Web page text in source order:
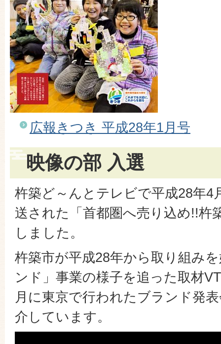
広報きつき 平成28年1月号
映像の部 入選
杵築ど～んとテレビで平成28年4
送された「首都圏へ売り込め!!杵
しました。
杵築市が平成28年から取り組み
ンド」事業の様子を追った取材
月に東京で行われたブランド発
介しています。